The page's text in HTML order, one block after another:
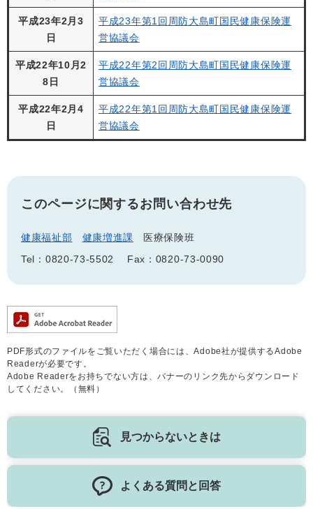
平成23年2月3
日
平成23年第1回周防大島町国民健康保険運
営協議会
平成22年10月2
8日
平成22年第2回周防大島町国民健康保険運
営協議会
平成22年2月4
日
平成22年第1回周防大島町国民健康保険運
営協議会
このページに関するお問い合わせ先
健康福祉部 健康増進課
医療保険班
Tel：0820-73-5502
Fax：0820-73-0090
PDF形式のファイルをご覧いただく場合には、Adobe社が提供するAdobe
Readerが必要です。
Adobe Readerをお持ちでない方は、バナーのリンク先からダウンロード
してください。（無料）
見つからないときは
よくある質問と回答